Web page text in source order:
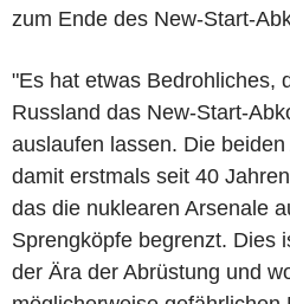
zum Ende des New-Start-
"Es hat etwas Bedrohliches,
Russland das New-Start-
auslaufen lassen. Die
damit erstmals seit 40
das die nuklearen Arsenale
Sprengköpfe begrenzt. Dies
der Ära der Abrüstung und